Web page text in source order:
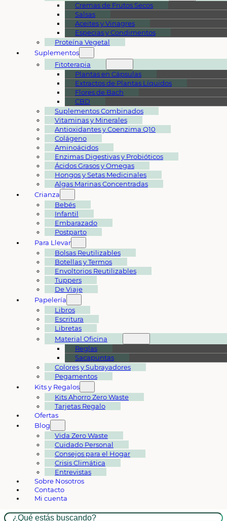
Cremas de Frutos Secos
Salsas
Aceites y Vinagres
Especias y Condimentos
Proteína Vegetal
Suplementos
Fitoterapia
Plantas en Cápsulas
Extractos de Plantas Líquidos
Flores de Bach
CBD
Suplementos Combinados
Vitaminas y Minerales
Antioxidantes y Coenzima Q10
Colágeno
Aminoácidos
Enzimas Digestivas y Probióticos
Ácidos Grasos y Omegas
Hongos y Setas Medicinales
Algas Marinas Concentradas
Crianza
Bebés
Infantil
Embarazado
Postparto
Para Llevar
Bolsas Reutilizables
Botellas y Termos
Envoltorios Reutilizables
Tuppers
De Viaje
Papelería
Libros
Escritura
Libretas
Material Oficina
Reglas
Sacapuntas
Colores y Subrayadores
Pegamentos
Kits y Regalos
Kits Ahorro Zero Waste
Tarjetas Regalo
Ofertas
Blog
Vida Zero Waste
Cuidado Personal
Consejos para el Hogar
Crisis Climática
Entrevistas
Sobre Nosotros
Contacto
Mi cuenta
Buscar